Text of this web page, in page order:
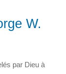
W.
par Dieu à